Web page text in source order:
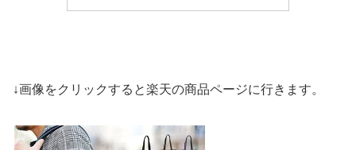
↓画像をクリックすると楽天の商品ページに行きます。